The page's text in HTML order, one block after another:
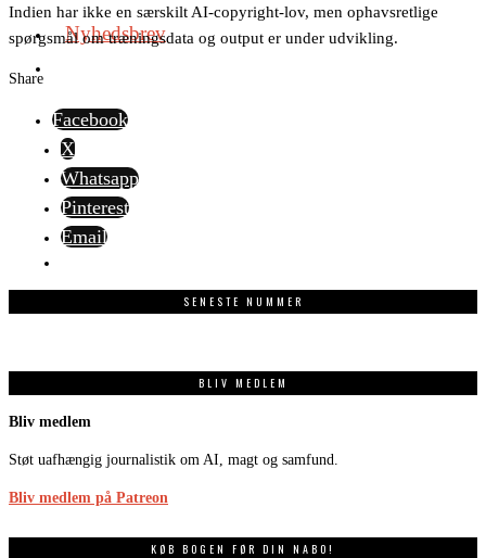
Nyhedsbrev
Indien har ikke en særskilt AI-copyright-lov, men ophavsretlige
spørgsmål om træningsdata og output er under udvikling.
Share
Facebook
X
Whatsapp
Pinterest
Email
SENESTE NUMMER
BLIV MEDLEM
Bliv medlem
Støt uafhængig journalistik om AI, magt og samfund.
Bliv medlem på Patreon
KØB BOGEN FØR DIN NABO!